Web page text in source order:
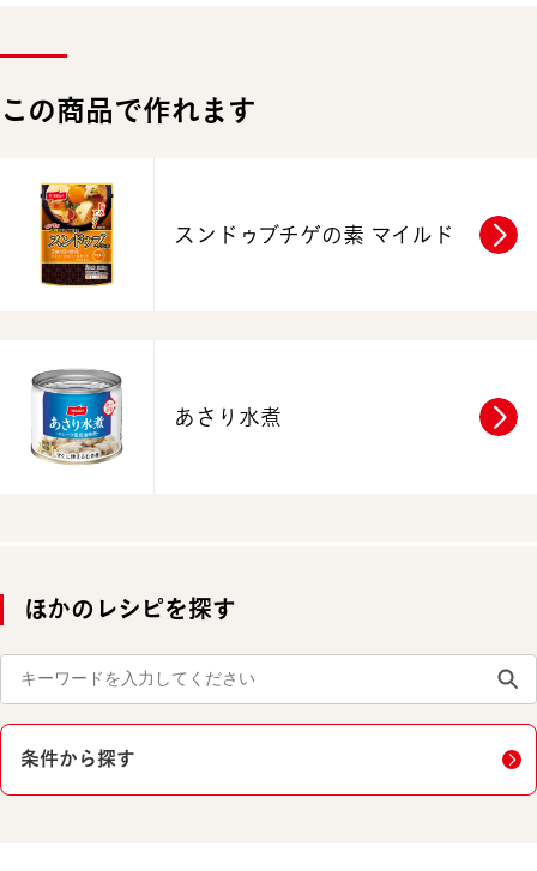
この商品で作れます
スンドゥブチゲの素 マイルド
あさり水煮
ほかのレシピを探す
条件から探す